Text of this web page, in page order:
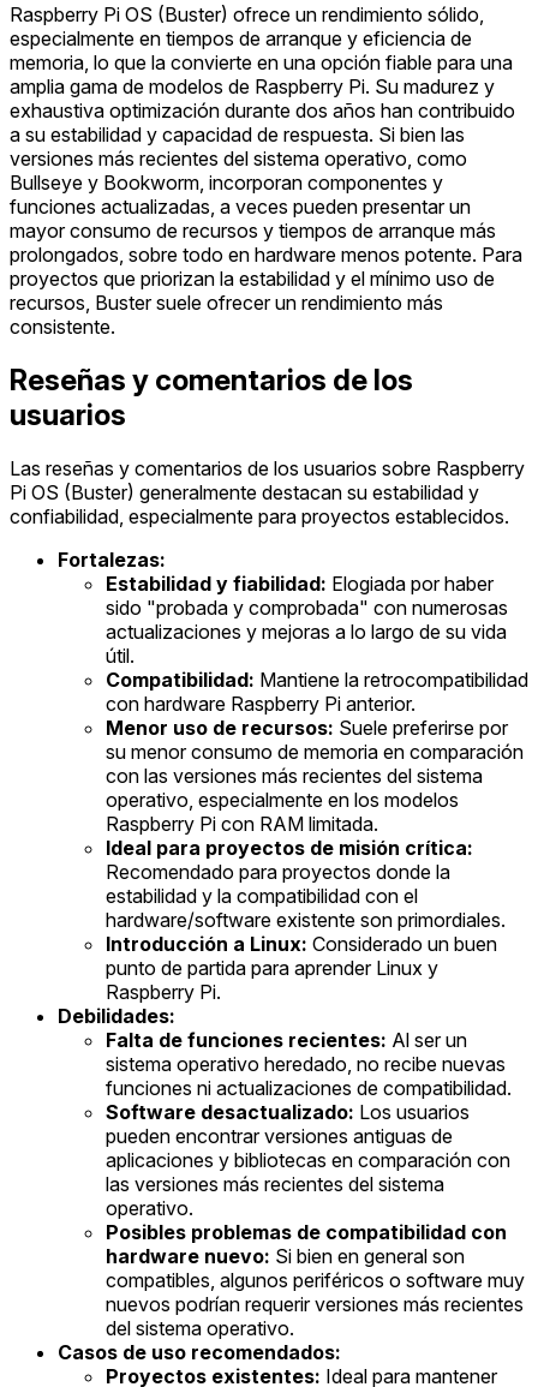
Raspberry Pi OS (Buster) ofrece un rendimiento sólido,
especialmente en tiempos de arranque y eficiencia de
memoria, lo que la convierte en una opción fiable para una
amplia gama de modelos de Raspberry Pi. Su madurez y
exhaustiva optimización durante dos años han contribuido
a su estabilidad y capacidad de respuesta. Si bien las
versiones más recientes del sistema operativo, como
Bullseye y Bookworm, incorporan componentes y
funciones actualizadas, a veces pueden presentar un
mayor consumo de recursos y tiempos de arranque más
prolongados, sobre todo en hardware menos potente. Para
proyectos que priorizan la estabilidad y el mínimo uso de
recursos, Buster suele ofrecer un rendimiento más
consistente.
Reseñas y comentarios de los
usuarios
Las reseñas y comentarios de los usuarios sobre Raspberry
Pi OS (Buster) generalmente destacan su estabilidad y
confiabilidad, especialmente para proyectos establecidos.
Fortalezas:
Estabilidad y fiabilidad: Elogiada por haber
sido "probada y comprobada" con numerosas
actualizaciones y mejoras a lo largo de su vida
útil.
Compatibilidad: Mantiene la retrocompatibilidad
con hardware Raspberry Pi anterior.
Menor uso de recursos: Suele preferirse por
su menor consumo de memoria en comparación
con las versiones más recientes del sistema
operativo, especialmente en los modelos
Raspberry Pi con RAM limitada.
Ideal para proyectos de misión crítica:
Recomendado para proyectos donde la
estabilidad y la compatibilidad con el
hardware/software existente son primordiales.
Introducción a Linux: Considerado un buen
punto de partida para aprender Linux y
Raspberry Pi.
Debilidades:
Falta de funciones recientes: Al ser un
sistema operativo heredado, no recibe nuevas
funciones ni actualizaciones de compatibilidad.
Software desactualizado: Los usuarios
pueden encontrar versiones antiguas de
aplicaciones y bibliotecas en comparación con
las versiones más recientes del sistema
operativo.
Posibles problemas de compatibilidad con
hardware nuevo: Si bien en general son
compatibles, algunos periféricos o software muy
nuevos podrían requerir versiones más recientes
del sistema operativo.
Casos de uso recomendados:
Proyectos existentes: Ideal para mantener